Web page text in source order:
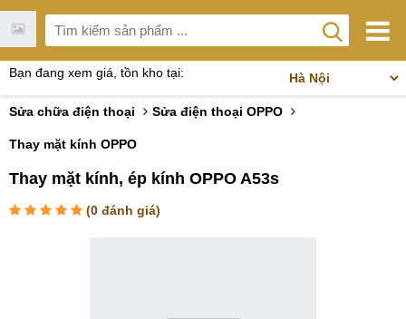
Bạn đang xem giá, tồn kho tại:
Sửa chữa điện thoại Sửa điện thoại OPPO
Thay mặt kính OPPO
Thay mặt kính, ép kính OPPO A53s
(0 đánh giá)